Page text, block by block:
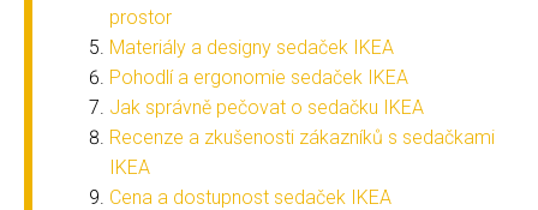
prostor
Materiály a designy sedaček IKEA
Pohodlí a ergonomie sedaček IKEA
Jak správně pečovat o sedačku IKEA
Recenze a zkušenosti zákazníků s sedačkami
IKEA
Cena a dostupnost sedaček IKEA